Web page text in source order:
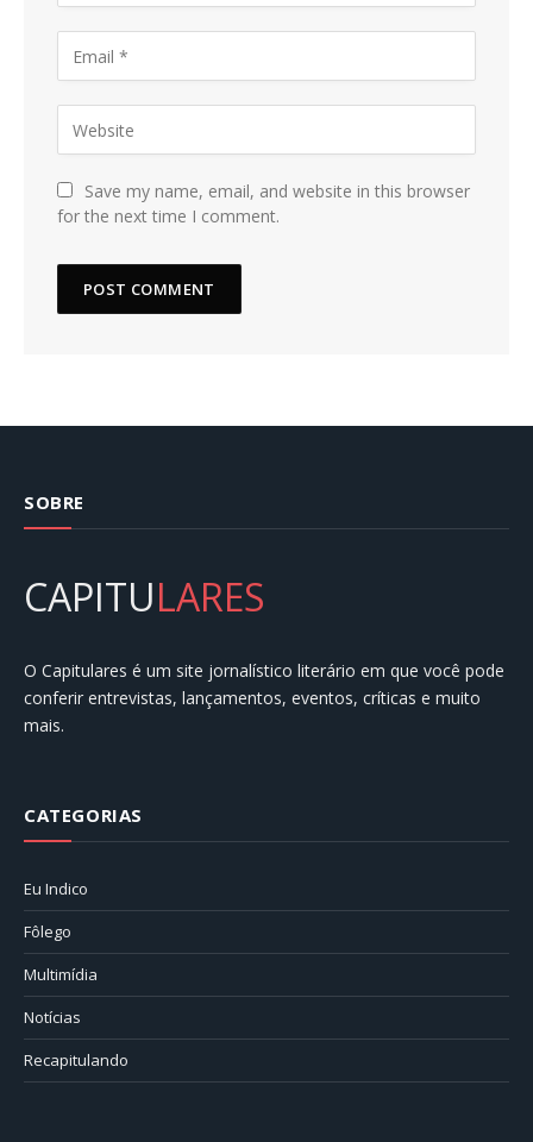
Save my name, email, and website in this browser
for the next time I comment.
SOBRE
CAPITULARES
O Capitulares é um site jornalístico literário em que você pode
conferir entrevistas, lançamentos, eventos, críticas e muito
mais.
CATEGORIAS
Eu Indico
Fôlego
Multimídia
Notícias
Recapitulando